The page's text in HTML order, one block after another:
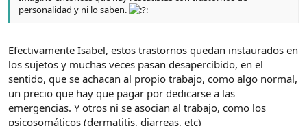
personalidad y ni lo saben.
Efectivamente Isabel, estos trastornos quedan instaurados en
los sujetos y muchas veces pasan desapercibido, en el
sentido, que se achacan al propio trabajo, como algo normal,
un precio que hay que pagar por dedicarse a las
emergencias. Y otros ni se asocian al trabajo, como los
psicosomáticos (dermatitis, diarreas, etc)